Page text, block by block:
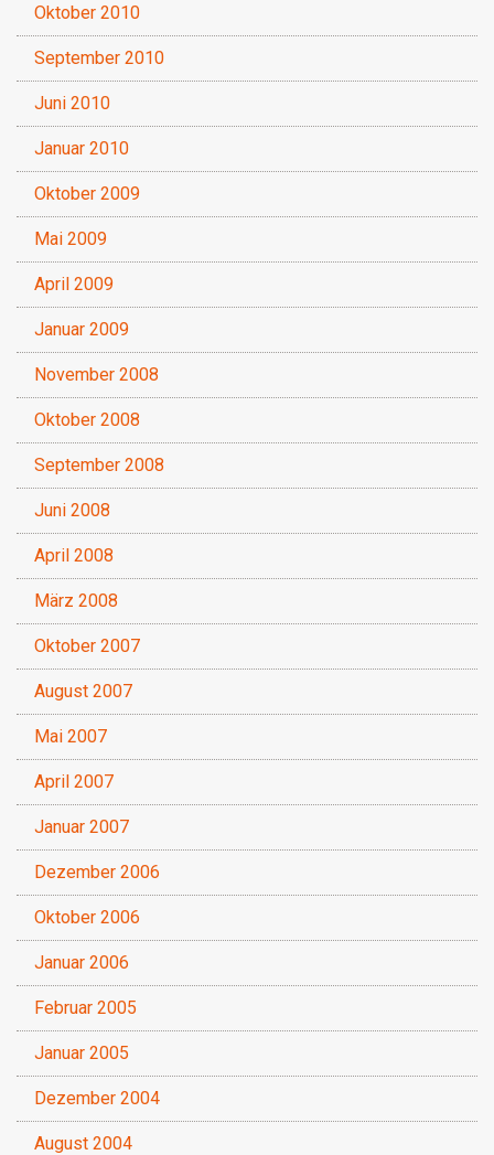
Oktober 2010
September 2010
Juni 2010
Januar 2010
Oktober 2009
Mai 2009
April 2009
Januar 2009
November 2008
Oktober 2008
September 2008
Juni 2008
April 2008
März 2008
Oktober 2007
August 2007
Mai 2007
April 2007
Januar 2007
Dezember 2006
Oktober 2006
Januar 2006
Februar 2005
Januar 2005
Dezember 2004
August 2004